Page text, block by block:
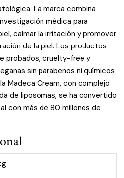
La marca combina
médica para
calmar la irritación y promover
de la piel. Los productos
probados, cruelty-free y
sin parabenos ni químicos
Madeca Cream, con complejo
de liposomas, se ha convertido
con más de 80 millones de